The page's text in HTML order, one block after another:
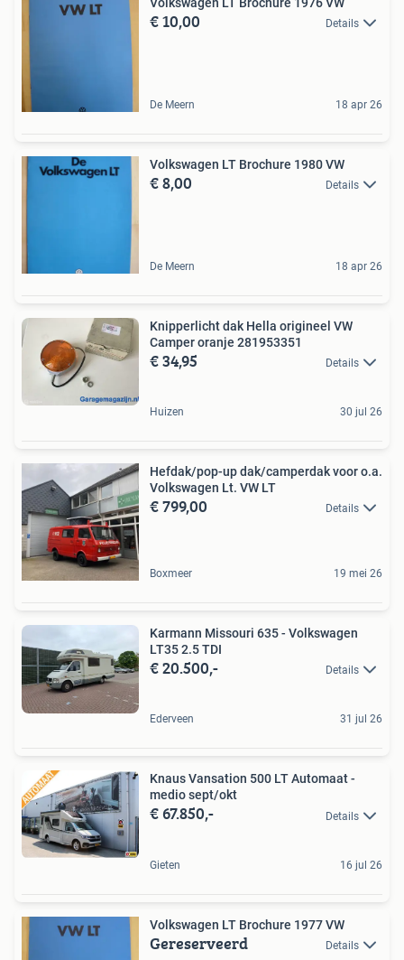
€ 10,00 Details
De Meern 18 apr 26
Volkswagen LT Brochure 1980 VW
€ 8,00 Details
De Meern 18 apr 26
Knipperlicht dak Hella origineel VW
Camper oranje 281953351
€ 34,95 Details
Huizen 30 jul 26
Hefdak/pop-up dak/camperdak voor o.a.
Volkswagen Lt. VW LT
€ 799,00 Details
Boxmeer 19 mei 26
Karmann Missouri 635 - Volkswagen
LT35 2.5 TDI
€ 20.500,- Details
Ederveen 31 jul 26
Knaus Vansation 500 LT Automaat -
medio sept/okt
€ 67.850,- Details
Gieten 16 jul 26
Volkswagen LT Brochure 1977 VW
Gereserveerd Details